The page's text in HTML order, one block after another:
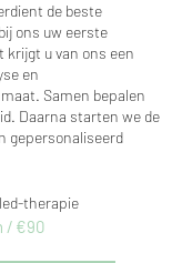
de beste
ons uw eerste
krijgt u van ons een
en
Samen bepalen
Daarna starten we de
gepersonaliseerd
met led-therapie
/ €90